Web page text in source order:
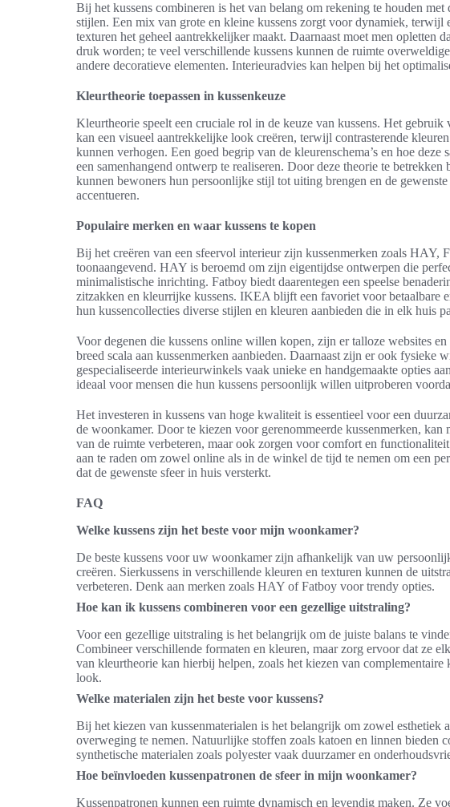
Bij het kussens combineren is het van belang om rekening te houden met
stijlen. Een mix van grote en kleine kussens zorgt voor dynamiek, terwijl
texturen het geheel aantrekkelijker maakt. Daarnaast moet men opletten
druk worden; te veel verschillende kussens kunnen de ruimte
andere decoratieve elementen. Interieuradvies kan helpen bij het
Kleurtheorie toepassen in kussenkeuze
Kleurtheorie speelt een cruciale rol in de keuze van kussens. Het gebruik
kan een visueel aantrekkelijke look creëren, terwijl contrasterende
kunnen verhogen. Een goed begrip van de kleurenschema’s en hoe deze
een samenhangend ontwerp te realiseren. Door deze theorie te betrekken
kunnen bewoners hun persoonlijke stijl tot uiting brengen en de
accentueren.
Populaire merken en waar kussens te kopen
Bij het creëren van een sfeervol interieur zijn kussenmerken zoals HAY,
toonaangevend. HAY is beroemd om zijn eigentijdse ontwerpen die
minimalistische inrichting. Fatboy biedt daarentegen een speelse
zitzakken en kleurrijke kussens. IKEA blijft een favoriet voor betaalbare
hun kussencollecties diverse stijlen en kleuren aanbieden die in elk huis
Voor degenen die kussens online willen kopen, zijn er talloze websites
breed scala aan kussenmerken aanbieden. Daarnaast zijn er ook fysieke
gespecialiseerde interieurwinkels vaak unieke en handgemaakte opties
ideaal voor mensen die hun kussens persoonlijk willen uitproberen
Het investeren in kussens van hoge kwaliteit is essentieel voor een
de woonkamer. Door te kiezen voor gerenommeerde kussenmerken, kan
van de ruimte verbeteren, maar ook zorgen voor comfort en
aan te raden om zowel online als in de winkel de tijd te nemen om een
dat de gewenste sfeer in huis versterkt.
FAQ
Welke kussens zijn het beste voor mijn woonkamer?
De beste kussens voor uw woonkamer zijn afhankelijk van uw
creëren. Sierkussens in verschillende kleuren en texturen kunnen de
verbeteren. Denk aan merken zoals HAY of Fatboy voor trendy opties.
Hoe kan ik kussens combineren voor een gezellige uitstraling?
Voor een gezellige uitstraling is het belangrijk om de juiste balans te
Combineer verschillende formaten en kleuren, maar zorg ervoor dat ze
van kleurtheorie kan hierbij helpen, zoals het kiezen van complementaire
look.
Welke materialen zijn het beste voor kussens?
Bij het kiezen van kussenmaterialen is het belangrijk om zowel esthetiek
overweging te nemen. Natuurlijke stoffen zoals katoen en linnen bieden
synthetische materialen zoals polyester vaak duurzamer en
Hoe beïnvloeden kussenpatronen de sfeer in mijn woonkamer?
Kussenpatronen kunnen een ruimte dynamisch en levendig maken. Ze